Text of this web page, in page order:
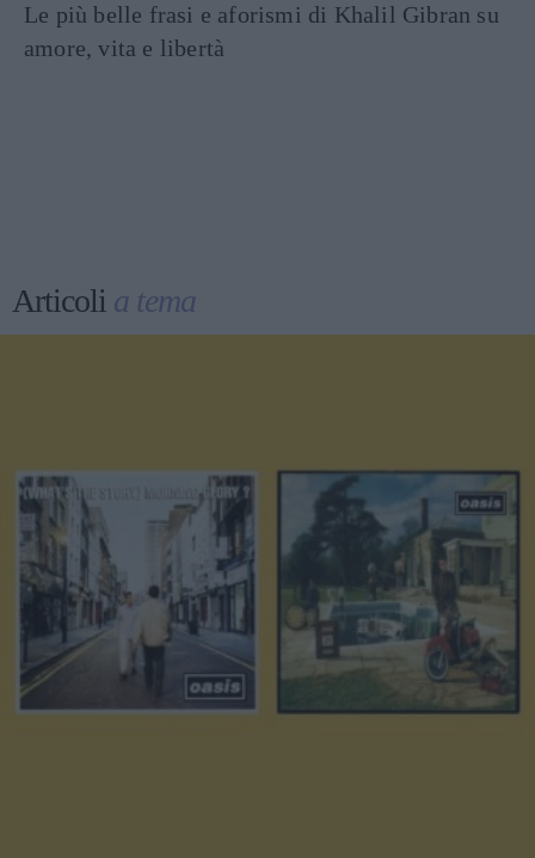
Le più belle frasi e aforismi di Khalil Gibran su
amore, vita e libertà
Articoli a tema